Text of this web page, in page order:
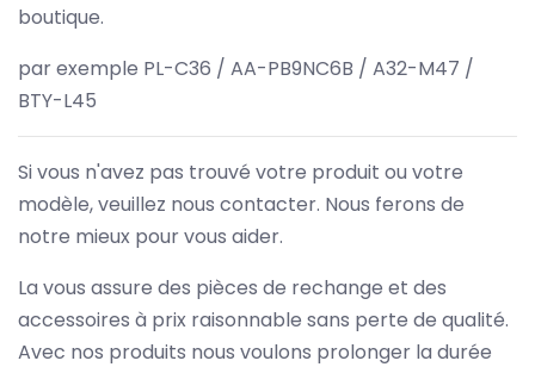
boutique.
par exemple PL-C36 / AA-PB9NC6B / A32-M47 /
BTY-L45
Si vous n'avez pas trouvé votre produit ou votre
modèle, veuillez nous contacter. Nous ferons de
notre mieux pour vous aider.
La vous assure des pièces de rechange et des
accessoires à prix raisonnable sans perte de qualité.
Avec nos produits nous voulons prolonger la durée